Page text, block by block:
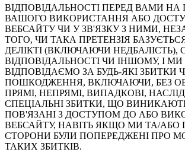
ВІДПОВІДАЛЬНОСТІ ПЕРЕД ВАМИ НА
ВАШОГО ВИКОРИСТАННЯ АБО
ВЕБСАЙТУ ЧИ У ЗВ'ЯЗКУ З НИМИ,
ТОГО, ЧИ ТАКА ПРЕТЕНЗІЯ
ДЕЛІКТІ (ВКЛЮЧАЮЧИ НЕДБАЛІСТЬ),
ВІДПОВІДАЛЬНОСТІ ЧИ ІНШОМУ, І МИ
ВІДПОВІДАЄМО ЗА БУДЬ-ЯКІ ЗБИТКИ
ПОШКОДЖЕННЯ, ВКЛЮЧАЮЧИ, БЕЗ
ПРЯМІ, НЕПРЯМІ, ВИПАДКОВІ,
СПЕЦІАЛЬНІ ЗБИТКИ, ЩО
ПОВ'ЯЗАНІ З ДОСТУПОМ ДО АБО
ВЕБСАЙТУ, НАВІТЬ ЯКЩО МИ ТА/АБО
СТОРОНИ БУЛИ ПОПЕРЕДЖЕНІ ПРО
ТАКИХ ЗБИТКІВ.